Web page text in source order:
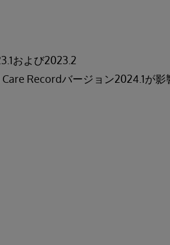
および2023.2
Recordバージョン2024.1が影